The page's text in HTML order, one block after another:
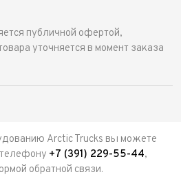
публичной офертой,
уточняется в момент заказа
Arctic Trucks вы можете
+7 (391) 229-55-44,
обратной связи.